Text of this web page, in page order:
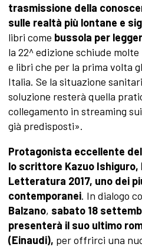
trasmissione della
sulle realtà più lontane e
libri come bussola per
la 22^ edizione schiude
e libri che per la prima volta
Italia. Se la situazione
soluzione resterà quella
collegamento in streaming
già predisposti».
Protagonista eccellente
lo scrittore Kazuo Ishiguro,
Letteratura 2017, uno dei
contemporanei. In dialogo
Balzano, sabato 18
presenterà il suo ultimo
(Einaudi), per offrirci una